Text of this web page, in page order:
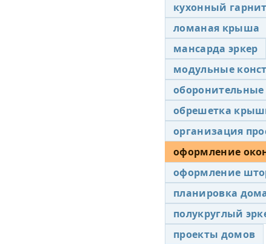
кухонный
ломаная крыша
мансарда эркер
модульные
обрешетка
организация
оформление
оформление
планировка
полукруглый
проекты домов